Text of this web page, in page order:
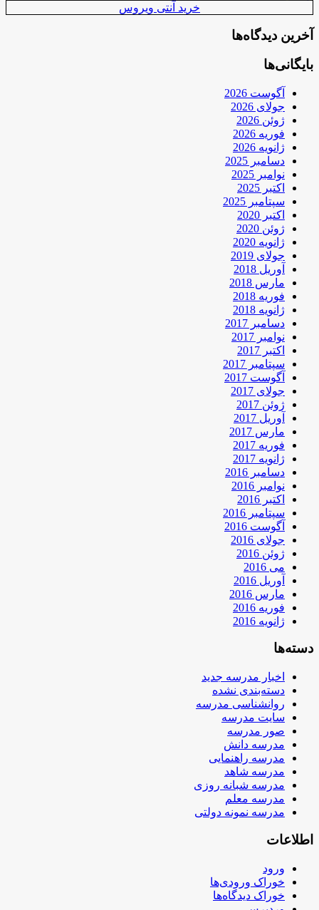
خرید آنتی ویروس
آخرین دیدگاه‌ها
بایگانی‌ها
آگوست 2026
جولای 2026
ژوئن 2026
فوریه 2026
ژانویه 2026
دسامبر 2025
نوامبر 2025
اکتبر 2025
سپتامبر 2025
اکتبر 2020
ژوئن 2020
ژانویه 2020
جولای 2019
آوریل 2018
مارس 2018
فوریه 2018
ژانویه 2018
دسامبر 2017
نوامبر 2017
اکتبر 2017
سپتامبر 2017
آگوست 2017
جولای 2017
ژوئن 2017
آوریل 2017
مارس 2017
فوریه 2017
ژانویه 2017
دسامبر 2016
نوامبر 2016
اکتبر 2016
سپتامبر 2016
آگوست 2016
جولای 2016
ژوئن 2016
می 2016
آوریل 2016
مارس 2016
فوریه 2016
ژانویه 2016
دسته‌ها
اخبار مدرسه جدید
دسته‌بندی نشده
روانشناسی مدرسه
سایت مدرسه
صور مدرسه
مدرسه دانش
مدرسه راهنمایی
مدرسه شاهد
مدرسه شبانه روزی
مدرسه معلم
مدرسه نمونه دولتی
اطلاعات
ورود
خوراک ورودی‌ها
خوراک دیدگاه‌ها